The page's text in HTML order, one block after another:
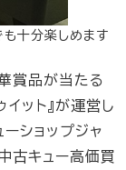
も十分楽しめます
賞品が当たる
イット』が運営し
ーショップジャ
古キュー高価買